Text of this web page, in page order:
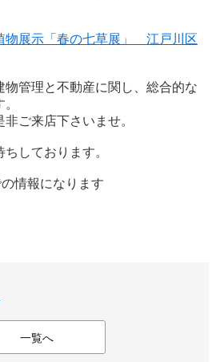
物展示「春の七草展」 江戸川区
管理と不動産に関し、総合的な
ご来店下さいませ。
しております。
情報になります
一覧へ